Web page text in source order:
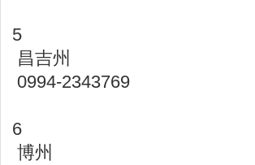
5
昌吉州
0994-2343769
6
博州